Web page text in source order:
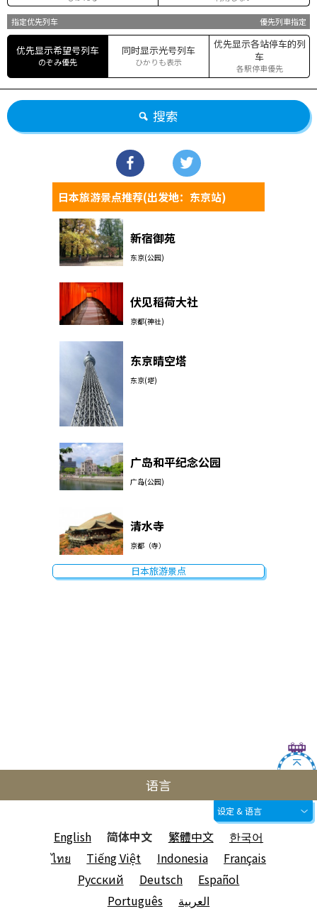
指定优先列车 優先列車指定
优先显示希望号列车
のぞみ優先
同时显示光号列车
ひかりも表示
优先显示各站停车的列
车
各駅停車優先
搜索
日本旅游景点推荐(出发地：东京站)
新宿御苑
东京(公园)
伏见稻荷大社
京都(神社)
东京晴空塔
东京(塔)
广岛和平纪念公园
广岛(公园)
清水寺
京都（寺）
日本旅游景点
语言
设定 & 语言
English 简体中文 繁體中文
한국어
ไทย
Tiếng Việt Indonesia
Français
Русский
Deutsch
Español
Português
العربية